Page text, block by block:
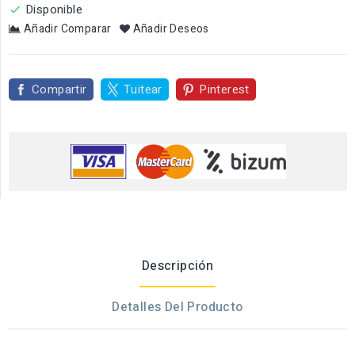
 Disponible
Añadir Comparar Añadir Deseos
Compartir Tuitear Pinterest
Descripción
Detalles Del Producto